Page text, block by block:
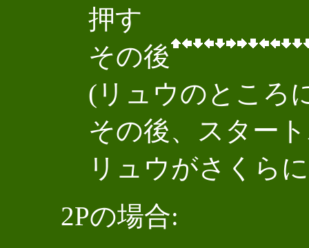
押す
その後
(リュウのところ
その後、スター
リュウがさくら
2Pの場合: